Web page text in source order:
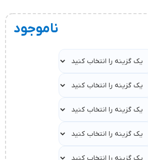
ناموجود